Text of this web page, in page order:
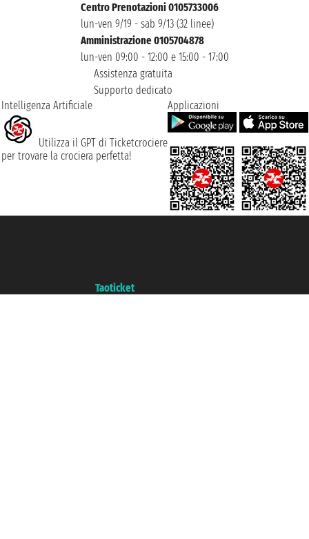
Centro Prenotazioni 0105733006
lun-ven 9/19 - sab 9/13 (32 linee)
Amministrazione 0105704878
lun-ven 09:00 - 12:00 e 15:00 - 17:00
Assistenza gratuita
Supporto dedicato
Intelligenza Artificiale
Utilizza il GPT di Ticketcrociere
per trovare la crociera perfetta!
Applicazioni
Taoticket